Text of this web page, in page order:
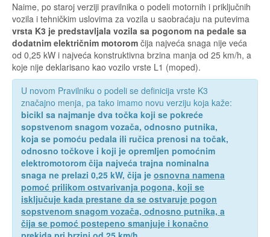
Naime, po staroj verziji pravilnika o podeli motornih i priključnih
vozila i tehničkim uslovima za vozila u saobraćaju na putevima
vrsta K3 je predstavljala vozila sa pogonom na pedale sa
dodatnim električnim motorom čija najveća snaga nije veća
od 0,25 kW i najveća konstruktivna brzina manja od 25 km/h, a
koje nije deklarisano kao vozilo vrste L1 (moped).
U novom Pravilniku o podeli se definicija vrste K3
značajno menja, pa tako imamo novu verziju koja kaže:
bicikl sa najmanje dva točka koji se pokreće
sopstvenom snagom vozača, odnosno putnika,
koja se pomoću pedala ili ručica prenosi na točak,
odnosno točkove i koji je opremljen pomoćnim
elektromotorom čija najveća trajna nominalna
snaga ne prelazi 0,25 kW, čija je osnovna namena
pomoć prilikom ostvarivanja pogona, koji se
isključuje kada prestane da se ostvaruje pogon
sopstvenom snagom vozača, odnosno putnika, a
čija se pomoć postepeno smanjuje i konačno